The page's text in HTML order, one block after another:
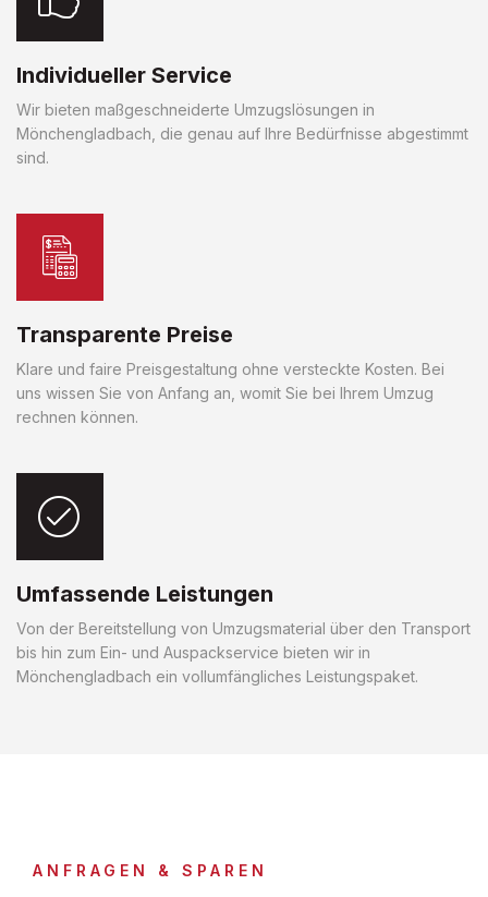
Individueller Service
Wir bieten maßgeschneiderte Umzugslösungen in
Mönchengladbach, die genau auf Ihre Bedürfnisse abgestimmt
sind.
Transparente Preise
Klare und faire Preisgestaltung ohne versteckte Kosten. Bei
uns wissen Sie von Anfang an, womit Sie bei Ihrem Umzug
rechnen können.
Umfassende Leistungen
Von der Bereitstellung von Umzugsmaterial über den Transport
bis hin zum Ein- und Auspackservice bieten wir in
Mönchengladbach ein vollumfängliches Leistungspaket.
ANFRAGEN & SPAREN